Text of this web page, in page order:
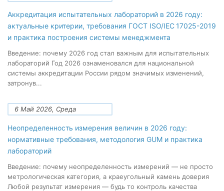
Аккредитация испытательных лабораторий в 2026 году:
актуальные критерии, требования ГОСТ ISO/IEC 17025-2019
и практика построения системы менеджмента
Введение: почему 2026 год стал важным для испытательных
лабораторий Год 2026 ознаменовался для национальной
системы аккредитации России рядом значимых изменений,
затронув...
6 Май 2026, Среда
Неопределенность измерения величин в 2026 году:
нормативные требования, методология GUM и практика
лабораторий
Введение: почему неопределенность измерений — не просто
метрологическая категория, а краеугольный камень доверия
Любой результат измерения — будь то контроль качества